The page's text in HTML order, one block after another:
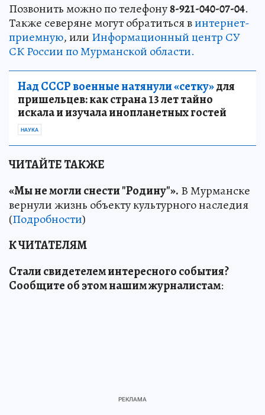
Позвонить можно по телефону8-921-040-07-04.
Также северяне могут обратиться винтернет-
приемную, или Информационный центр СУ
СК России по Мурманской области.
Над СССР военные натянули «сетку»для
пришельцев: как страна 13 лет тайно
искала и изучала инопланетных гостей
НАУКА
ЧИТАЙТЕ ТАКЖЕ
«Мы не могли снести "Родину"». В Мурманске
вернули жизнь объекту культурного наследия
(Подробности)
К ЧИТАТЕЛЯМ
Стали свидетелем интересного события?
Сообщите об этом нашим журналистам: